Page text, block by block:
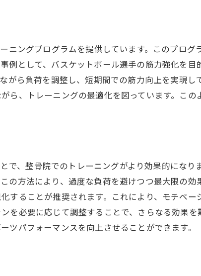
身体能力に応じたプログラム設計
しむために整骨院トレーニングで怪我を防ぐ方法
ング前のウォームアップの重要性
のリハビリテーションの役割
高めるストレッチメニュー
と休息の重要性
のコンディショニング方法
たVBTプログラムで筋力と技術を磨く秘訣
グラムのパーソナライズの方法
と達成に向けたステップ
バックを活かしたトレーニングの改善
ニングプログラムを提供しています。このプロ
例として、バスケットボール選手の筋力強化を
がら負荷を調整し、短期間での筋力向上を実現し
ら、トレーニングの最適化を図っています。こ
、整骨院でのトレーニングがより効果的になり
の方法により、過度な負荷を避けつつ最大限の
することが推奨されます。これにより、モチベ
を必要に応じて調整することで、さらなる効果
ツパフォーマンスを向上させることができます。